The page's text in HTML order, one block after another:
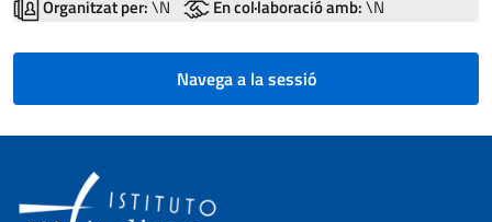
Organitzat per:\N En col·laboració amb:\N
Navega a la sessió